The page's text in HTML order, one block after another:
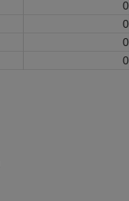
0,
0,
0,
0,